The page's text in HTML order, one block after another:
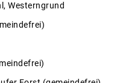
Westerngrund